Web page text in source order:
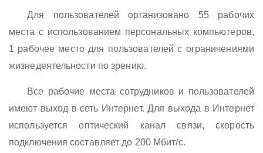
Для пользователей организовано 55 рабочих
места с использованием персональных компьютеров,
1 рабочее место для пользователей с ограничениями
жизнедеятельности по зрению.
Все рабочие места сотрудников и пользователей
имеют выход в сеть Интернет. Для выхода в Интернет
используется оптический канал связи, скорость
подключения составляет до 200 Мбит/с.